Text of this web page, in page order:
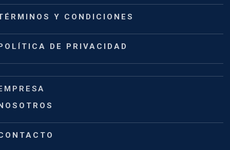
Y CONDICIONES
DE PRIVACIDAD